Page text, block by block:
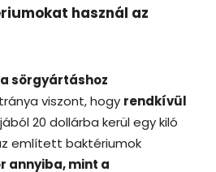
használ az
a sörgyártáshoz
viszont, hogy rendkívül
20 dollárba kerül egy kiló
említett baktériumok
annyiba, mint a